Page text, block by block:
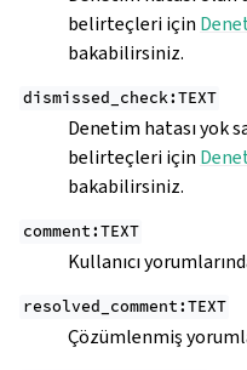
belirteçleri için
bakabilirsiniz.
dismissed_check:TEXT
Denetim hatası yok
belirteçleri için
bakabilirsiniz.
comment:TEXT
Kullanıcı
resolved_comment:TEXT
Çözümlenmiş